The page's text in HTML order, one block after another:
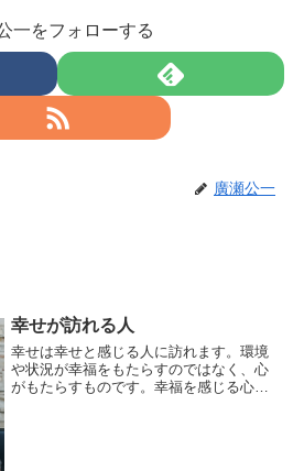
一をフォローする
廣瀬公一
幸せが訪れる人
幸せは幸せと感じる人に訪れます。環境
や状況が幸福をもたらすのではなく、心
がもたらすものです。幸福を感じる心を